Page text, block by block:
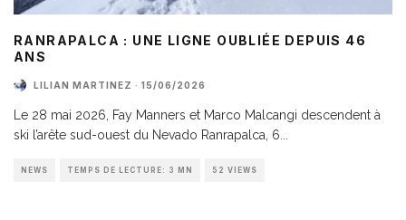
RANRAPALCA : UNE LIGNE OUBLIÉE DEPUIS 46
ANS
LILIAN MARTINEZ · 15/06/2026
Le 28 mai 2026, Fay Manners et Marco Malcangi descendent à
ski l’arête sud-ouest du Nevado Ranrapalca, 6
NEWS TEMPS DE LECTURE: 3 MN 52 VIEWS